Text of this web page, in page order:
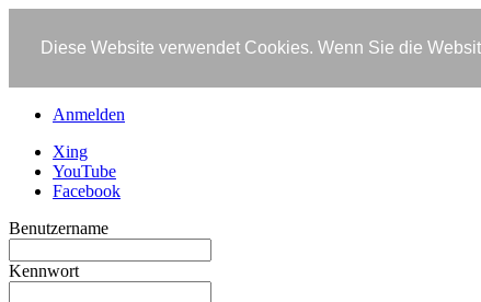
Diese Website verwendet Cookies. Wenn Sie die
Anmelden
Xing
YouTube
Facebook
Benutzername
Kennwort